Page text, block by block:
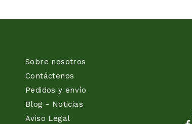
Sobre nosotros
Contáctenos
Pedidos y envío
Blog - Noticias
Aviso Legal